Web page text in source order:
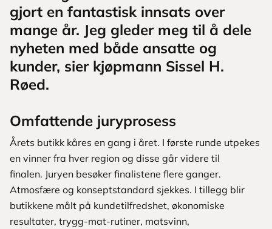
gjort en fantastisk innsats over
mange år. Jeg gleder meg til å dele
nyheten med både ansatte og
kunder, sier kjøpmann Sissel H.
Røed.
Omfattende juryprosess
Årets butikk kåres en gang i året. I første runde utpekes
en vinner fra hver region og disse går videre til
finalen. Juryen besøker finalistene flere ganger.
Atmosfære og konseptstandard sjekkes. I tillegg blir
butikkene målt på kundetilfredshet, økonomiske
resultater, trygg-mat-rutiner, matsvinn,